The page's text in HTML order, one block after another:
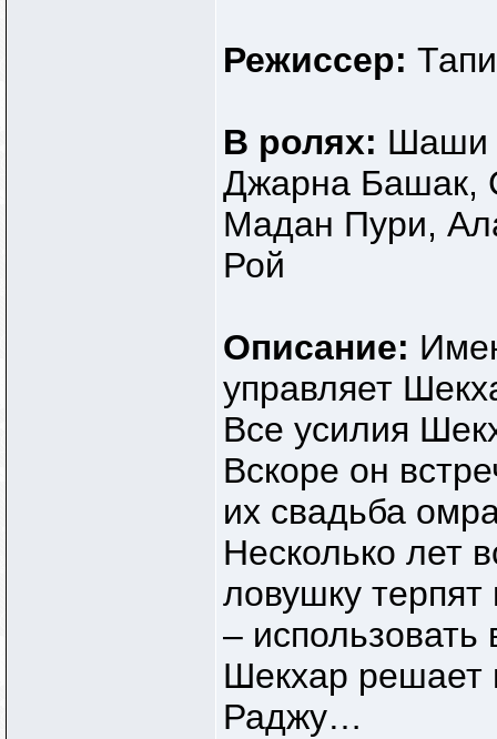
Режиссер:
В ролях: Шаши
Джарна Башак,
Мадан Пури,
Рой
Описание:
управляет
Все усилия
Вскоре он
их свадьба
Несколько лет
ловушку
– использовать
Шекхар решает
Раджу…